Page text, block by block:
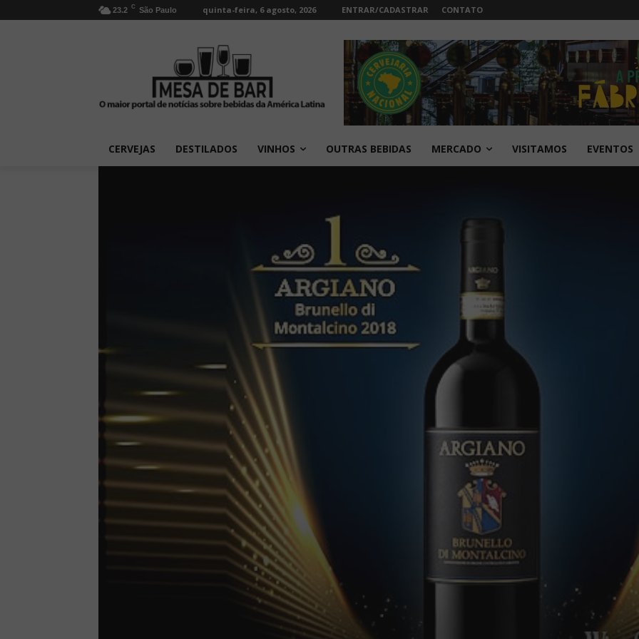
23.2 C São Paulo quinta-feira, 6 agosto, 2026 ENTRAR/CADASTRAR CONTATO
CERVEJAS DESTILADOS VINHOS OUTRAS BEBIDAS MERCADO VISITAMOS EVENTOS